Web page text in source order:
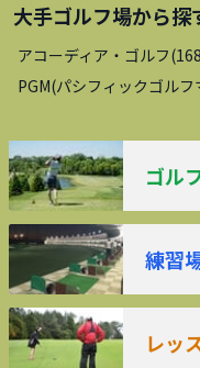
大手ゴルフ場から探
アコーディア・ゴルフ(168
PGM(パシフィックゴル
ゴル
練習
レッ